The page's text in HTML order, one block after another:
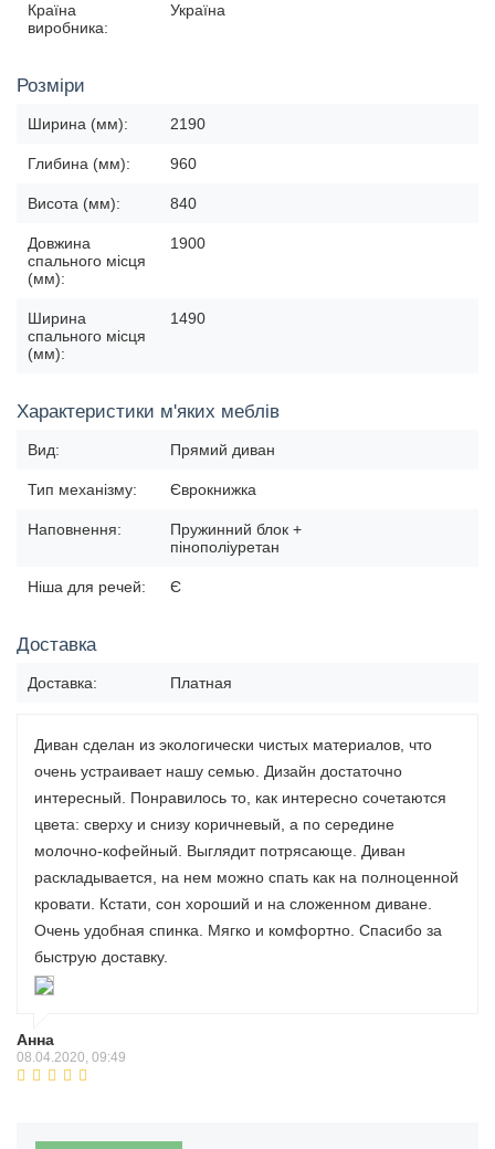
Країна
виробника:
Україна
Розміри
Ширина (мм): 2190
Глибина (мм): 960
Висота (мм): 840
Довжина
спального місця
(мм):
1900
Ширина
спального місця
(мм):
1490
Характеристики м'яких меблів
Вид: Прямий диван
Тип механізму: Єврокнижка
Наповнення:
Пружинний блок +
пінополіуретан
Ніша для речей: Є
Доставка
Доставка: Платная
Диван сделан из экологически чистых материалов, что
очень устраивает нашу семью. Дизайн достаточно
интересный. Понравилось то, как интересно сочетаются
цвета: сверху и снизу коричневый, а по середине
молочно-кофейный. Выглядит потрясающе. Диван
раскладывается, на нем можно спать как на полноценной
кровати. Кстати, сон хороший и на сложенном диване.
Очень удобная спинка. Мягко и комфортно. Спасибо за
быструю доставку.
Анна
08.04.2020, 09:49